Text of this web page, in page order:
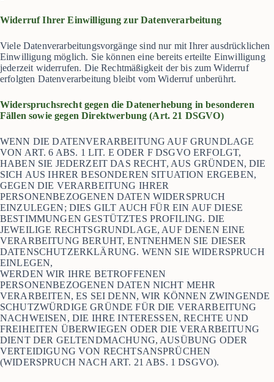
Widerruf Ihrer Einwilligung zur Datenverarbeitung
Viele Datenverarbeitungsvorgänge sind nur mit Ihrer ausdrücklichen
Einwilligung möglich. Sie können eine bereits erteilte Einwilligung
jederzeit widerrufen. Die Rechtmäßigkeit der bis zum Widerruf
erfolgten Datenverarbeitung bleibt vom Widerruf unberührt.
Widerspruchsrecht gegen die Datenerhebung in besonderen
Fällen sowie gegen Direktwerbung (Art. 21 DSGVO)
WENN DIE DATENVERARBEITUNG AUF GRUNDLAGE
VON ART. 6 ABS. 1 LIT. E ODER F DSGVO ERFOLGT,
HABEN SIE JEDERZEIT DAS RECHT, AUS GRÜNDEN, DIE
SICH AUS IHRER BESONDEREN SITUATION ERGEBEN,
GEGEN DIE VERARBEITUNG IHRER
PERSONENBEZOGENEN DATEN WIDERSPRUCH
EINZULEGEN; DIES GILT AUCH FÜR EIN AUF DIESE
BESTIMMUNGEN GESTÜTZTES PROFILING. DIE
JEWEILIGE RECHTSGRUNDLAGE, AUF DENEN EINE
VERARBEITUNG BERUHT, ENTNEHMEN SIE DIESER
DATENSCHUTZERKLÄRUNG. WENN SIE WIDERSPRUCH
EINLEGEN,
WERDEN WIR IHRE BETROFFENEN
PERSONENBEZOGENEN DATEN NICHT MEHR
VERARBEITEN, ES SEI DENN, WIR KÖNNEN ZWINGENDE
SCHUTZWÜRDIGE GRÜNDE FÜR DIE VERARBEITUNG
NACHWEISEN, DIE IHRE INTERESSEN, RECHTE UND
FREIHEITEN ÜBERWIEGEN ODER DIE VERARBEITUNG
DIENT DER GELTENDMACHUNG, AUSÜBUNG ODER
VERTEIDIGUNG VON RECHTSANSPRÜCHEN
(WIDERSPRUCH NACH ART. 21 ABS. 1 DSGVO).